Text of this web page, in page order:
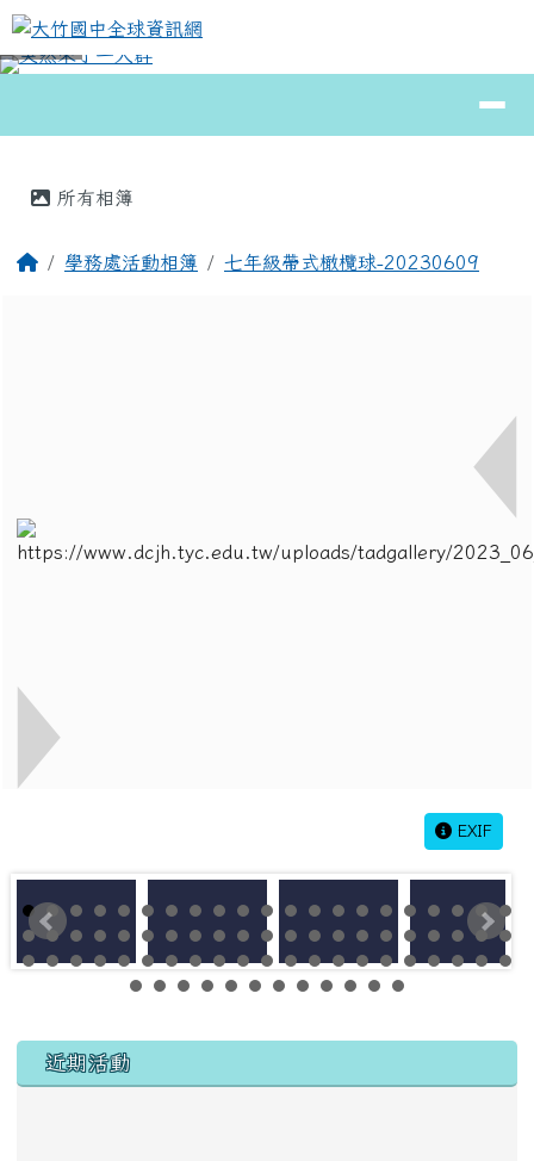
跳至主內容區
大竹國中全球資訊網
⏸
所有相簿
回首頁學務處活動相簿 七年級帶式橄欖球-20230609
EXIF
左邊區域內容
近期活動